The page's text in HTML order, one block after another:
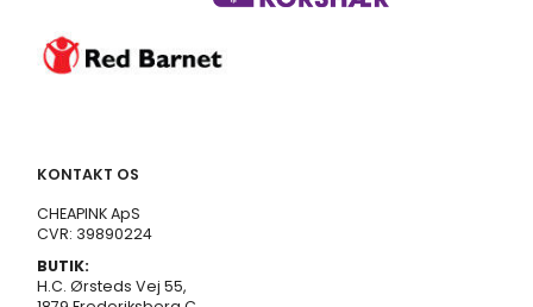
KONTAKT OS
CHEAPINK ApS
CVR: 39890224
BUTIK:
H.C. Ørsteds Vej 55,